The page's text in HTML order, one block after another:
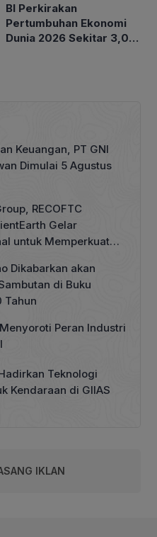
BI Perkirakan
Pertumbuhan Ekonomi
Dunia 2026 Sekitar 3,0
Keuangan, PT GNI
Dimulai 5 Agustus
RECOFTC
Gelar
untuk Memperkuat
Dikabarkan akan
di Buku
Tahun
Peran Industri
Teknologi
Kendaraan di GIIAS
IKLAN